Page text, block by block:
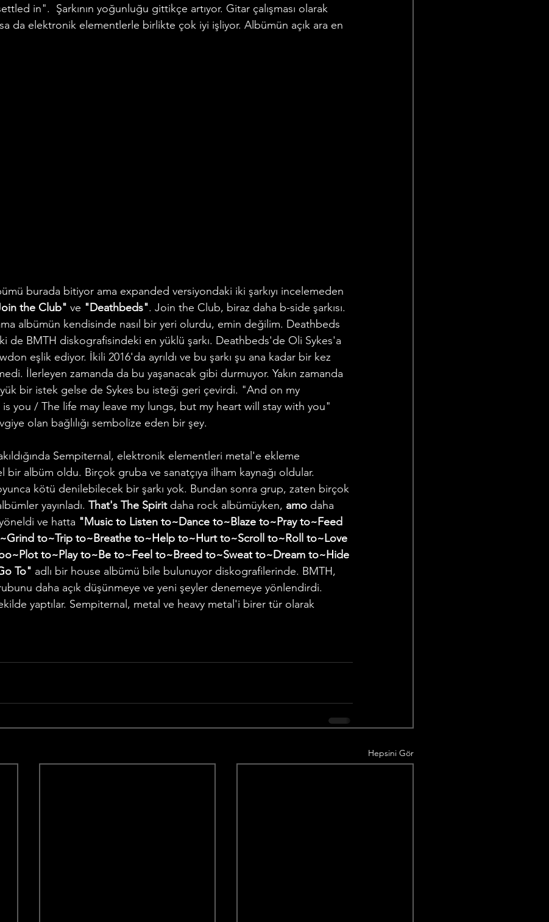
in".  Şarkının yoğunluğu gittikçe artıyor. Gitar çalışması olarak
da elektronik elementlerle birlikte çok iyi işliyor. Albümün açık ara en
the Club" ve "Deathbeds". Join the Club, biraz daha b-side şarkısı.
albümün kendisinde nasıl bir yeri olurdu, emin değilim. Deathbeds
de BMTH diskografisindeki en yüklü şarkı. Deathbeds'de Oli Sykes'a
eşlik ediyor. İkili 2016'da ayrıldı ve bu şarkı şu ana kadar bir kez
İlerleyen zamanda da bu yaşanacak gibi durmuyor. Yakın zamanda
bir istek gelse de Sykes bu isteği geri çevirdi. "And on my
you / The life may leave my lungs, but my heart will stay with you"
olan bağlılığı sembolize eden bir şey.
bir albüm oldu. Birçok gruba ve sanatçıya ilham kaynağı oldular.
kötü denilebilecek bir şarkı yok. Bundan sonra grup, zaten birçok
yayınladı. That's The Spirit daha rock albümüyken, amo daha
ve hatta "Music to Listen to~Dance to~Blaze to~Pray to~Feed
to~Trip to~Breathe to~Help to~Hurt to~Scroll to~Roll to~Love
to~Play to~Be to~Feel to~Breed to~Sweat to~Dream to~Hide
To" adlı bir house albümü bile bulunuyor diskografilerinde. BMTH,
daha açık düşünmeye ve yeni şeyler denemeye yönlendirdi.
yaptılar. Sempiternal, metal ve heavy metal'i birer tür olarak
Hepsini Gör